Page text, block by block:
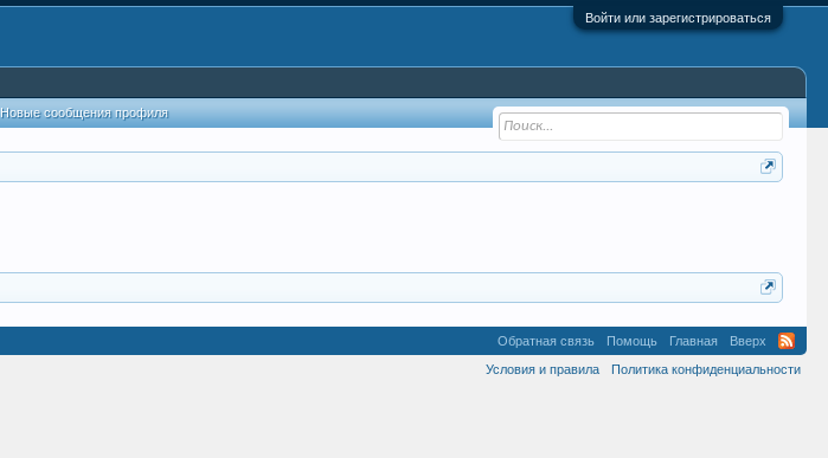
Войти или зарегистрироваться
Новые сообщения профиля
Обратная связь Помощь Главная
Вверх
Условия и правила
Политика конфиденциальности